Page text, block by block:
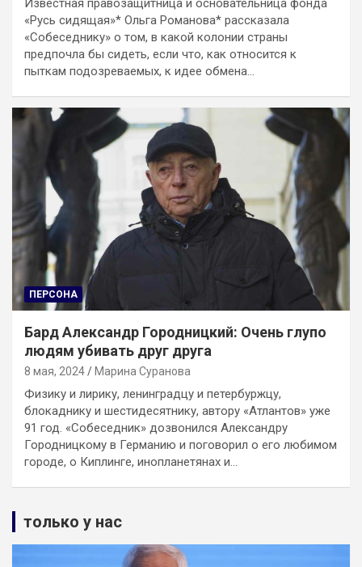
Известная правозащитница и основательница фонда
«Русь сидящая»* Ольга Романова* рассказала
«Собеседнику» о том, в какой колонии страны
предпочла бы сидеть, если что, как относится к
пыткам подозреваемых, к идее обмена…
ПЕРСОНА
Бард Александр Городницкий: Очень глупо
людям убивать друг друга
8 мая, 2024 Марина Суранова
Физику и лирику, ленинградцу и петербуржцу,
блокаднику и шестидесятнику, автору «Атлантов» уже
91 год. «Собеседник» дозвонился Александру
Городницкому в Германию и поговорил о его любимом
городе, о Киплинге, инопланетянах и…
только у нас